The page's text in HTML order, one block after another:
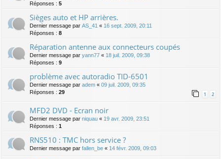
Réponses : 5
Sièges auto et HP arrières.
Dernier message par AS_41 « 16 sept. 2009, 20:11
Réponses : 8
Réparation antenne aux connecteurs coupés
Dernier message par yann77 « 18 juil. 2009, 09:38
Réponses : 9
problème avec autoradio TID-6501
Dernier message par adem « 09 juil. 2009, 09:35
Réponses : 29 1 2
MFD2 DVD - Ecran noir
Dernier message par niquau « 19 avr. 2009, 23:51
Réponses : 1
RNS510 : TMC hors service ?
Dernier message par fallen_be « 14 févr. 2009, 09:03